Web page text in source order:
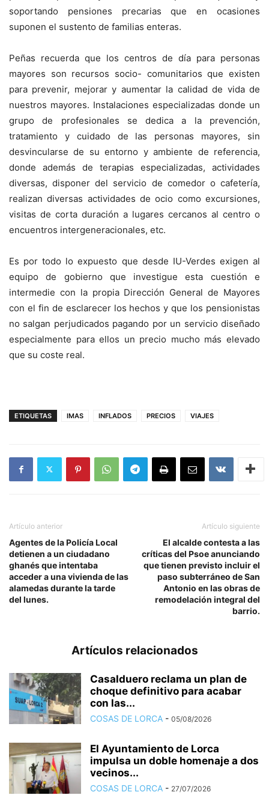
soportando pensiones precarias que en ocasiones
suponen el sustento de familias enteras.
Peñas recuerda que los centros de día para personas
mayores son recursos socio- comunitarios que existen
para prevenir, mejorar y aumentar la calidad de vida de
nuestros mayores. Instalaciones especializadas donde un
grupo de profesionales se dedica a la prevención,
tratamiento y cuidado de las personas mayores, sin
desvincularse de su entorno y ambiente de referencia,
donde además de terapias especializadas, actividades
diversas, disponer del servicio de comedor o cafetería,
realizan diversas actividades de ocio como excursiones,
visitas de corta duración a lugares cercanos al centro o
encuentros intergeneracionales, etc.
Es por todo lo expuesto que desde IU-Verdes exigen al
equipo de gobierno que investigue esta cuestión e
intermedie con la propia Dirección General de Mayores
con el fin de esclarecer los hechos y que los pensionistas
no salgan perjudicados pagando por un servicio diseñado
especialmente para ellos un precio mucho más elevado
que su coste real.
ETIQUETAS IMAS INFLADOS PRECIOS VIAJES
Artículo anterior
Agentes de la Policía Local
detienen a un ciudadano
ghanés que intentaba
acceder a una vivienda de las
alamedas durante la tarde
del lunes.
Artículo siguiente
El alcalde contesta a las
críticas del Psoe anunciando
que tienen previsto incluir el
paso subterráneo de San
Antonio en las obras de
remodelación integral del
barrio.
Artículos relacionados
Casalduero reclama un plan de
choque definitivo para acabar
con las...
COSAS DE LORCA - 05/08/2026
El Ayuntamiento de Lorca
impulsa un doble homenaje a dos
vecinos...
COSAS DE LORCA - 27/07/2026